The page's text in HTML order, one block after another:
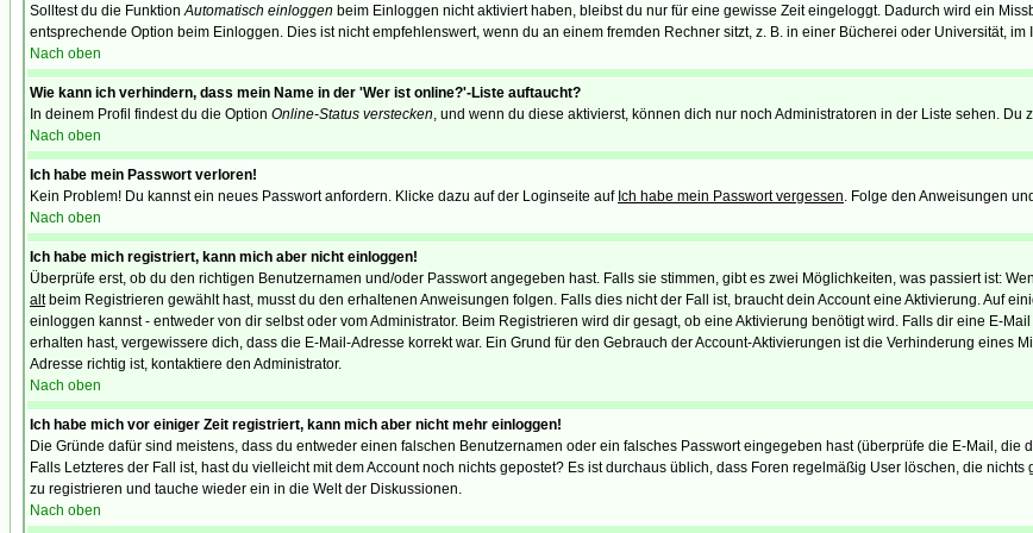
Solltest du die FunktionAutomatisch einloggen beim Einloggen nicht aktiviert haben, bleibst du nur für eine gewisse Zeit eingeloggt. Dadurch wird ein
entsprechende Option beim Einloggen. Dies ist nicht empfehlenswert, wenn du an einem fremden Rechner sitzt, z. B. in einer Bücherei oder Universität, im
Nach oben
Wie kann ich verhindern, dass mein Name in der 'Wer ist online?'-Liste auftaucht?
In deinem Profil findest du die Option Online-Status verstecken, und wenn du diese aktivierst, können dich nur noch Administratoren in der Liste sehen. Du
Nach oben
Ich habe mein Passwort verloren!
Kein Problem! Du kannst ein neues Passwort anfordern. Klicke dazu auf der Loginseite auf Ich habe mein Passwort vergessen. Folge den Anweisungen
Nach oben
Ich habe mich registriert, kann mich aber nicht einloggen!
Überprüfe erst, ob du den richtigen Benutzernamen und/oder Passwort angegeben hast. Falls sie stimmen, gibt es zwei Möglichkeiten, was passiert ist:
altbeim Registrieren gewählt hast, musst du den erhaltenen Anweisungen folgen. Falls dies nicht der Fall ist, braucht dein Account eine Aktivierung. Auf
einloggen kannst - entweder von dir selbst oder vom Administrator. Beim Registrieren wird dir gesagt, ob eine Aktivierung benötigt wird. Falls dir eine E-
erhalten hast, vergewissere dich, dass die E-Mail-Adresse korrekt war. Ein Grund für den Gebrauch der Account-Aktivierungen ist die Verhinderung eines
Adresse richtig ist, kontaktiere den Administrator.
Nach oben
Ich habe mich vor einiger Zeit registriert, kann mich aber nicht mehr einloggen!
Die Gründe dafür sind meistens, dass du entweder einen falschen Benutzernamen oder ein falsches Passwort eingegeben hast (überprüfe die E-Mail,
Falls Letzteres der Fall ist, hast du vielleicht mit dem Account noch nichts gepostet? Es ist durchaus üblich, dass Foren regelmäßig User löschen, die
zu registrieren und tauche wieder ein in die Welt der Diskussionen.
Nach oben